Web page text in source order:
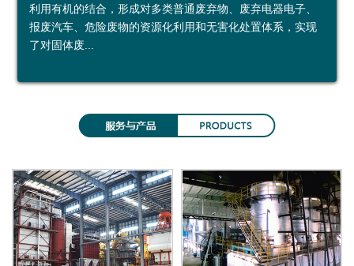
生
资
上
海
）
有
环
运
限
公
司
用 投资者关系
告 告
利用有机的结合，形成对多类普通废弃物、废弃电器电子、
报废汽车、危险废物的资源化利用和无害化处置体系，实现
了对固体废...